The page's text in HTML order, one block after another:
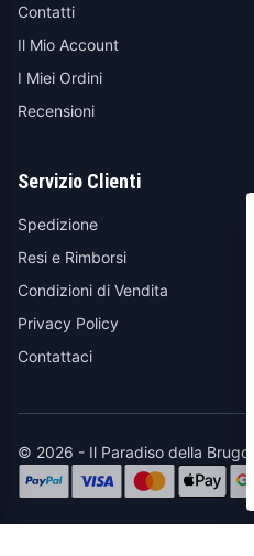
Contatti
Il Mio Account
I Miei Ordini
Recensioni
Servizio Clienti
Spedizione
Resi e Rimborsi
Condizioni di Vendita
Privacy Policy
Contattaci
© 2026 - Il Paradiso della Brugola